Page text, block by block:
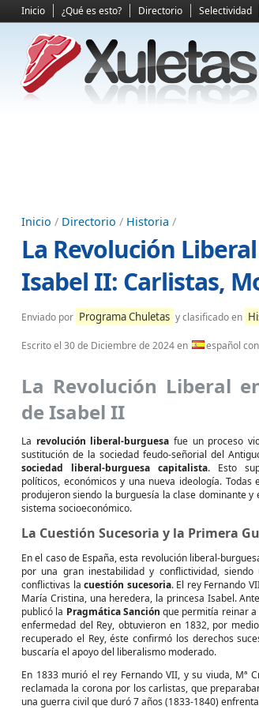
Inicio ¿Qué es esto? Directorio Selectividad
Inicio / Directorio / Historia /
La Revolución
Isabel II: Carlistas,
Enviado por Programa Chuletas y clasificado en
Escrito el 30 de Diciembre de 2024en español
La Revolución Liberal
de Isabel II
La revolución liberal-burguesa fue un proceso
sustitución de la sociedad feudo-señorial del
sociedad liberal-burguesa capitalista. Esto
políticos, económicos y una nueva ideología. Todas
produjeron siendo la burguesía la clase dominante y
sistema socioeconómico.
La Cuestión Sucesoria y la Primera
En el caso de España, esta revolución liberal-
por una gran inestabilidad y conflictividad, siendo
conflictivas lacuestión sucesoria. El rey Fernando
María Cristina, una heredera, la princesa Isabel.
publicó la Pragmática Sanción que permitía reinar a
enfermedad del Rey, obtuvieron en 1832, por
recuperado el Rey, éste confirmó los derechos
buscaría el apoyo del liberalismo moderado.
En 1833 murió el rey Fernando VII, y su viuda, Mª
reclamada la corona por los carlistas, que
una guerra civil que duró 7 años (1833-1840)